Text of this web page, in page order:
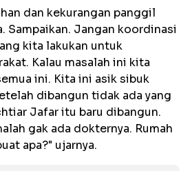
dan kekurangan panggil
Sampaikan. Jangan koordinasi
kita lakukan untuk
Kalau masalah ini kita
ini. Kita ini asik sibuk
dibangun tidak ada yang
Jafar itu baru dibangun.
gak ada dokternya. Rumah
apa?" ujarnya.